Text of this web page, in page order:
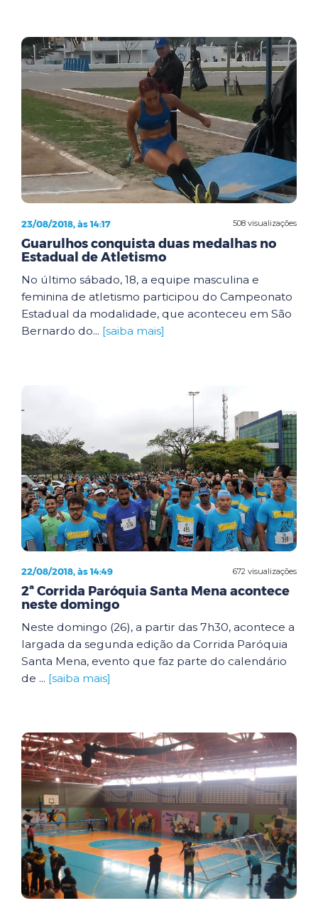
508 visualizações
23/08/2018, às 14:17
Guarulhos conquista duas medalhas no
Estadual de Atletismo
No último sábado, 18, a equipe masculina e
feminina de atletismo participou do Campeonato
Estadual da modalidade, que aconteceu em São
Bernardo do... [saiba mais]
672 visualizações
22/08/2018, às 14:49
2ª Corrida Paróquia Santa Mena acontece
neste domingo
Neste domingo (26), a partir das 7h30, acontece a
largada da segunda edição da Corrida Paróquia
Santa Mena, evento que faz parte do calendário
de ... [saiba mais]